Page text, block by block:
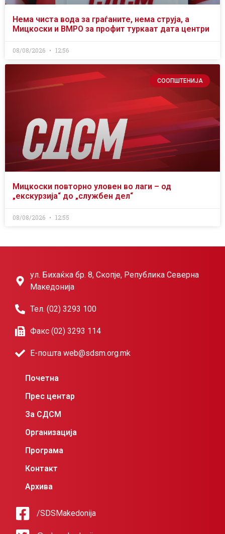
Нема чиста вода за граѓаните, нема струја, а
Мицкоски и ВМРО за профит туркаат дата центри
08/08/2026 12:56
СООПШТЕНИЈА
Мицкоски повторно уловен во лаги – од
„екскурзија“ до „службен дел“
08/08/2026 12:55
ул. Бихаќка бр. 8, Скопје, Република Северна
Македонија
Тел. (02) 3293 100
Факс (02) 3293 114
Е-пошта web@sdsm.org.mk
Почетна
Прес центар
За СДСМ
Организација
Програма
Контакт
Архива
/SDSMakedonija